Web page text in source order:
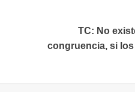
TC: No
congruencia, si